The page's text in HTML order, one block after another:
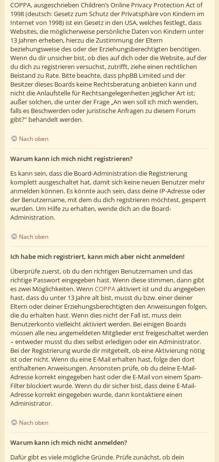
COPPA, ausgeschrieben Children’s Online Privacy Protection Act of
1998 (deutsch: Gesetz zum Schutz der Privatsphäre von Kindern im
Internet von 1998) ist ein Gesetz in den USA, welches festlegt, dass
Websites, die möglicherweise persönliche Daten von Kindern unter
13 Jahren erheben, hierzu die Zustimmung der Eltern
beziehungsweise des oder der Erziehungsberechtigten benötigen.
Wenn du dir unsicher bist, ob dies auf dich oder die Website, auf der
du dich zu registrieren versuchst, zutrifft, ziehe einen rechtlichen
Beistand zu Rate. Bitte beachte, dass phpBB Limited und der
Besitzer dieses Boards keine Rechtsberatung anbieten kann und
nicht die Anlaufstelle für Rechtsangelegenheiten jeglicher Art ist;
außer solchen, die unter der Frage „An wen soll ich mich wenden,
falls es Beschwerden oder juristische Anfragen zu diesem Forum
gibt?“ behandelt werden.
Nach oben
Warum kann ich mich nicht registrieren?
Es kann sein, dass die Board-Administration die Registrierung
komplett ausgeschaltet hat, damit sich keine neuen Benutzer mehr
anmelden können. Es könnte auch sein, dass deine IP-Adresse oder
der Benutzername, mit dem du dich registrieren möchtest, gesperrt
wurden. Um Hilfe zu erhalten, wende dich an die Board-
Administration.
Nach oben
Ich habe mich registriert, kann mich aber nicht anmelden!
Überprüfe zuerst, ob du den richtigen Benutzernamen und das
richtige Passwort eingegeben hast. Wenn diese stimmen, dann gibt
es zwei Möglichkeiten. Wenn COPPAaktiviert ist und du angegeben
hast, dass du unter 13 Jahre alt bist, musst du bzw. einer deiner
Eltern oder deiner Erziehungsberechtigten den Anweisungen folgen,
die du erhalten hast. Wenn dies nicht der Fall ist, muss dein
Benutzerkonto vielleicht aktiviert werden. Bei einigen Boards
müssen alle neu angemeldeten Mitglieder erst freigeschaltet werden
– entweder musst du dies selbst erledigen oder ein Administrator.
Bei der Registrierung wurde dir mitgeteilt, ob eine Aktivierung nötig
ist oder nicht. Wenn du eine E-Mail erhalten hast, folge den dort
enthaltenen Anweisungen. Ansonsten prüfe, ob du deine E-Mail-
Adresse korrekt eingegeben hast oder die E-Mail von einem Spam-
Filter blockiert wurde. Wenn du dir sicher bist, dass deine E-Mail-
Adresse korrekt eingegeben wurde, dann kontaktiere einen
Administrator.
Nach oben
Warum kann ich mich nicht anmelden?
Dafür gibt es viele mögliche Gründe. Prüfe zunächst, ob dein